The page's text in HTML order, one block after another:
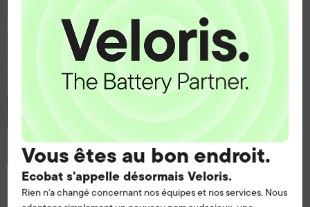
Vous êtes au bon endroit.
Ecobat s'appelle désormais Veloris.
Rien n'a changé concernant nos équipes et nos services. Nous
Lucas Leisure u0026